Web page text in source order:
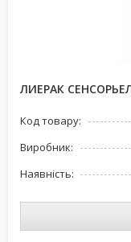
ЛИЕРАК
Код товару:
Виробник:
Наявність: